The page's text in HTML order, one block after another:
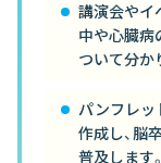
講演会やイ
中や心臓病
ついて分か
パンフレッ
作成し、脳
普及します。